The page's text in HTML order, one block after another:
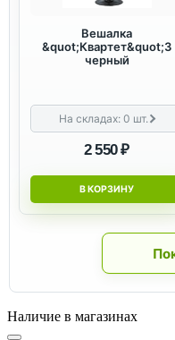
Вешалка
&quot;Квартет&quot;З
черный
На складах:0 шт.
2 550 ₽
В КОРЗИНУ
Наличие в магазинах